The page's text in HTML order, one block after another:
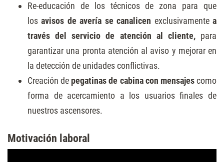
Re-educación de los técnicos de zona para que
losavisos de avería se canalicen exclusivamentea
través del servicio de atención al cliente,para
garantizar una pronta atención al aviso y mejorar en
la detección de unidades conflictivas.
Creación de pegatinas de cabina con mensajescomo
forma de acercamiento a los usuarios finales de
nuestros ascensores.
Motivación laboral